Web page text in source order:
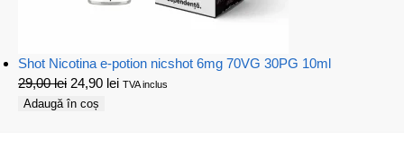
Shot Nicotina e-potion nicshot 6mg 70VG 30PG 10ml
29,00lei 24,90 lei TVA inclus
Adaugă în coș